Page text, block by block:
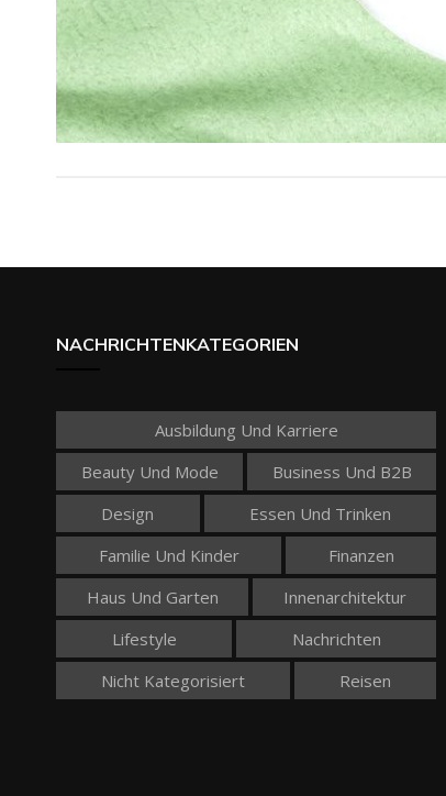
NACHRICHTENKATEGORIEN
Ausbildung Und Karriere
Beauty Und Mode
Business Und B2B
Design
Essen Und Trinken
Familie Und Kinder
Finanzen
Haus Und Garten
Innenarchitektur
Lifestyle
Nachrichten
Nicht Kategorisiert
Reisen